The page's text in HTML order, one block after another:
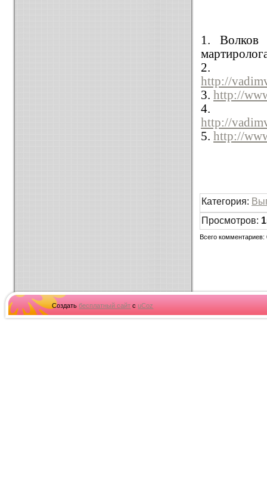
1. Волков
2.
http://
3. http://
4.
http://
5. http://
Категория:
Просмотров:
Всего комментариев:
Создатьбесплатный сайт сuCoz